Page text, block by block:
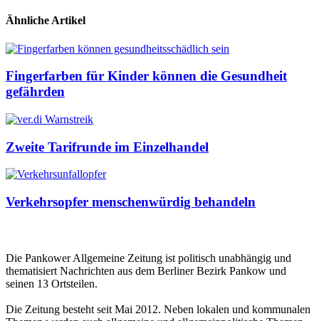
Ähnliche Artikel
Fingerfarben für Kinder können die Gesundheit
gefährden
Zweite Tarifrunde im Einzelhandel
Verkehrsopfer menschenwürdig behandeln
Die Pankower Allgemeine Zeitung ist politisch unabhängig und
thematisiert Nachrichten aus dem Berliner Bezirk Pankow und
seinen 13 Ortsteilen.
Die Zeitung besteht seit Mai 2012. Neben lokalen und kommunalen